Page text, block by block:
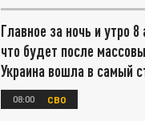
Главное за ночь и утро
что будет после
Украина вошла в самый
08:00 СВО